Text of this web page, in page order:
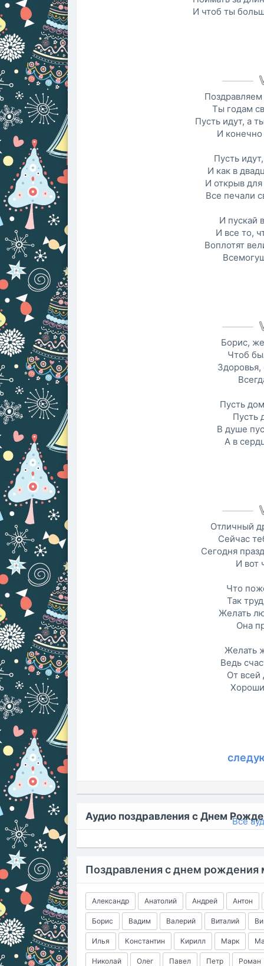
И чтоб ты
Ты годам
Пусть идут, а
И
Пусть
И как в
И открыв
Все печали
И пускай
И все то,
Воплотят
Борис,
Чтоб
Здоровья,
Пусть
Пусть
В душе
А в
Отличный
Сейчас
Сегодня
И вот
Что
Так
Желать
Она
Желать
Ведь
От
Аудио поздравления с Днем Все
Поздравления с днем
Александр Анатолий Андрей Антон
Борис Вадим Валерий Виталий
Илья Константин Кирилл Марк
Николай Олег Павел Петр Роман